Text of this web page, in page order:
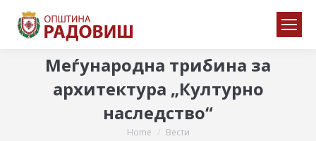
Меѓународна трибина за
архитектура „Културно
наследство“
Home
Вести